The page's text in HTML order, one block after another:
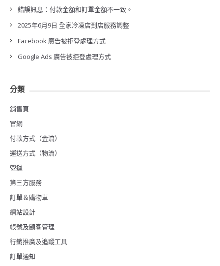
錯誤訊息：付款金額和訂單金額不一致。
2025年6月9日 全家冷凍店到店服務調整
Facebook 廣告被拒登處理方式
Google Ads 廣告被拒登處理方式
分類
銷售頁
官網
付款方式（金流）
運送方式（物流）
營運
第三方服務
訂單＆購物車
網站設計
帳號及顧客管理
行銷推廣及追蹤工具
訂單通知